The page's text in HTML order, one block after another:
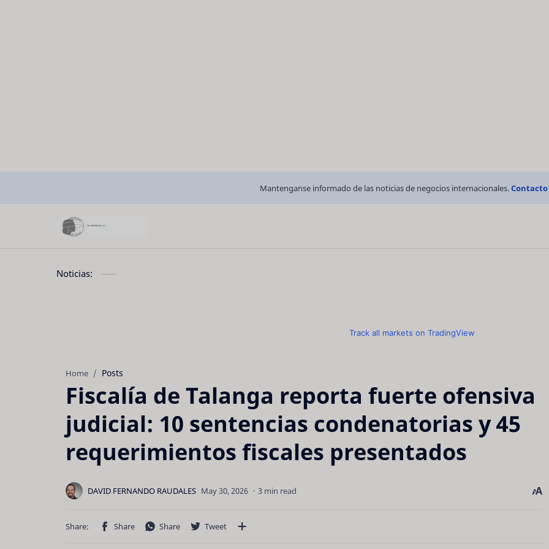
Mantenganse informado de las noticias de negocios internacionales.Contacto
Noticias:
Track all markets on TradingView
Home Posts
Fiscalía de Talanga reporta fuerte ofensiva
judicial: 10 sentencias condenatorias y 45
requerimientos fiscales presentados
3 min read